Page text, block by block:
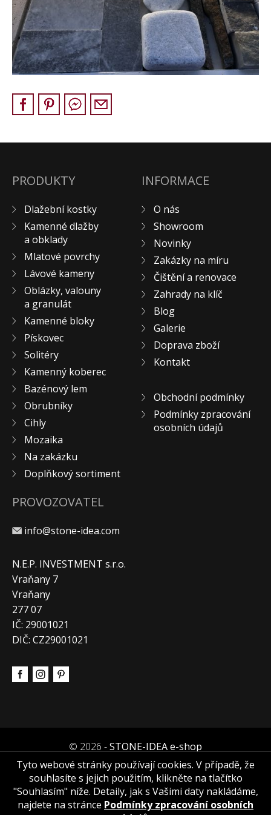
Pískovec
Solitéry
Kamenné bloky
Výrobky z kamene na zakázku
Creative Floor
Doplňkový sortiment
KAMENNÉ DLAŽBY, OBKLADY
ZAKÁZKY NA MÍRU
VÝPRODEJ
BLOG
KONTAKT
PRODUKTY
Dlažební kostky
Kamenné dlažby
a obklady
Mlatové povrchy
Lávové kameny
Oblázky, valouny
a granulát
Kamenné bloky
Pískovec
Solitéry
Kamenný koberec
Bazénový lem
Obrubníky
Cihly
Mozaika
Na zakázku
Doplňkový sortiment
INFORMACE
O nás
Showroom
Novinky
Zakázky na míru
Čištění a renovace
Zahrady na klíč
Blog
Galerie
Doprava zboží
Kontakt
Obchodní podmínky
Podmínky zpracování
osobních údajů
PROVOZOVATEL
info@stone-idea.com
N.E.P. INVESTMENT s.r.o.
Vraňany 7
Vraňany
277 07
IČ: 29001021
DIČ: CZ29001021
© 2026 -STONE-IDEA e-shop
Tyto webové stránky používají cookies. V případě, že
souhlasíte s jejich použitím, klikněte na tlačítko
"Souhlasím" níže. Detaily, jak s Vašimi daty nakládáme,
najdete na stránce Podmínky zpracování osobních